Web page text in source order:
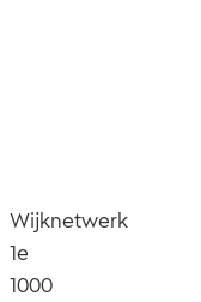
Wijknetwerk
1e
1000